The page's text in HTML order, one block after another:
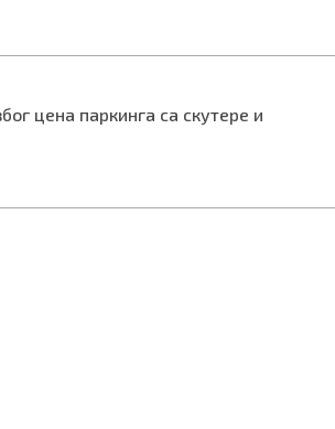
цена паркинга са скутере и